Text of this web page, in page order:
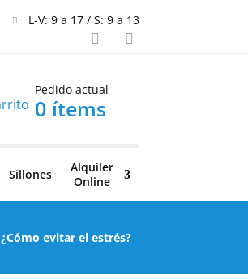
L-V: 9 a 17 / S: 9 a 13
Pedido actual
0 ítems
Sillones
Alquiler
Online
¿Cómo evitar el estrés?